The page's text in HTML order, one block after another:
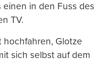
einen in den Fuss des
TV.
hochfahren, Glotze
sich selbst auf dem